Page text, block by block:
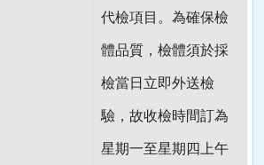
代檢項目。為確保檢
體品質，檢體須於採
檢當日立即外送檢
驗，故收檢時間訂為
星期一至星期四上午